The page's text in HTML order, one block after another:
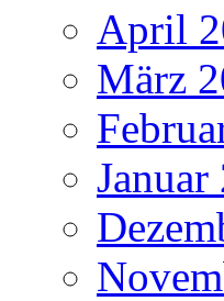
April
März
Januar